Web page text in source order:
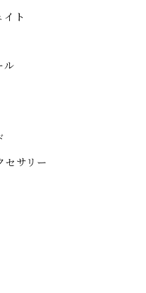
イト
ル
セサリー